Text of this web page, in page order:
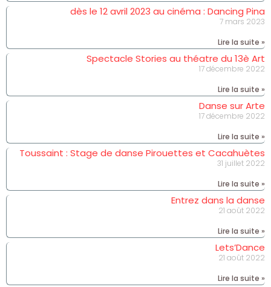
dès le 12 avril 2023 au cinéma : Dancing Pina
7 mars 2023
Lire la suite »
Spectacle Stories au théatre du 13è Art
17 décembre 2022
Lire la suite »
Danse sur Arte
17 décembre 2022
Lire la suite »
Toussaint : Stage de danse Pirouettes et Cacahuètes
31 juillet 2022
Lire la suite »
Entrez dans la danse
21 août 2022
Lire la suite »
Lets’Dance
21 août 2022
Lire la suite »